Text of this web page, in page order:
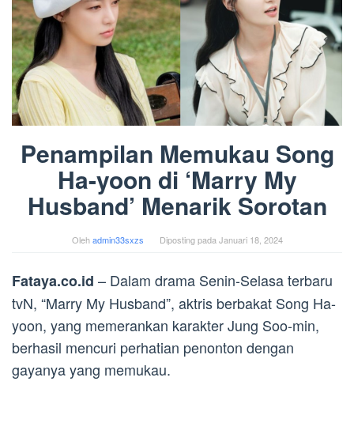
Penampilan Memukau Song
Ha-yoon di ‘Marry My
Husband’ Menarik Sorotan
Olehadmin33sxzs Diposting padaJanuari 18, 2024
Fataya.co.id – Dalam drama Senin-Selasa terbaru
tvN, “Marry My Husband”, aktris berbakat Song Ha-
yoon, yang memerankan karakter Jung Soo-min,
berhasil mencuri perhatian penonton dengan
gayanya yang memukau.